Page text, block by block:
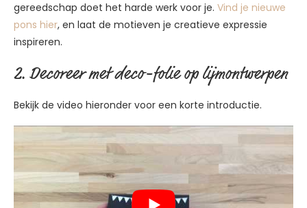
gereedschap doet het harde werk voor je. Vind je nieuwe
pons hier, en laat de motieven je creatieve expressie
inspireren.
2. Decoreer met deco-folie op lijmontwerpen
Bekijk de video hieronder voor een korte introductie.